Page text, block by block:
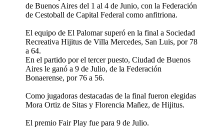
de Buenos Aires del 1 al 4 de Junio, con la Federación
de Cestoball de Capital Federal como anfitriona.
El equipo de El Palomar superó en la final a Sociedad
Recreativa Hijitus de Villa Mercedes, San Luis, por 78
a 64.
En el partido por el tercer puesto, Ciudad de Buenos
Aires le ganó a 9 de Julio, de la Federación
Bonaerense, por 76 a 56.
Como jugadoras destacadas de la final fueron elegidas
Mora Ortiz de Sitas y Florencia Mañez, de Hijitus.
El premio Fair Play fue para 9 de Julio.